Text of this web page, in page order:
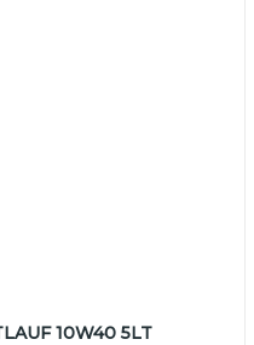
10W40 5LT